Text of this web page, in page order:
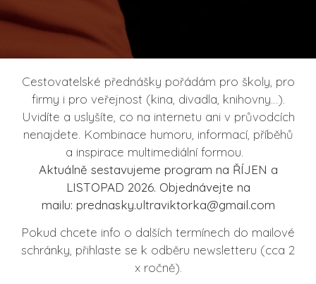
Cestovatelské přednášky pořádám pro školy, pro
firmy i pro veřejnost (kina, divadla, knihovny…).
Uvidíte a uslyšíte, co na internetu ani v průvodcích
nenajdete. Kombinace humoru, informací, příběhů
a inspirace multimediální formou.
Aktuálně sestavujeme program na ŘÍJEN a
LISTOPAD 2026. Objednávejte na
mailu: prednasky.ultraviktorka@gmail.com
Pokud chcete info o dalších termínech do mailové
schránky, přihlaste se k odběru newsletteru (cca 2
x ročně).